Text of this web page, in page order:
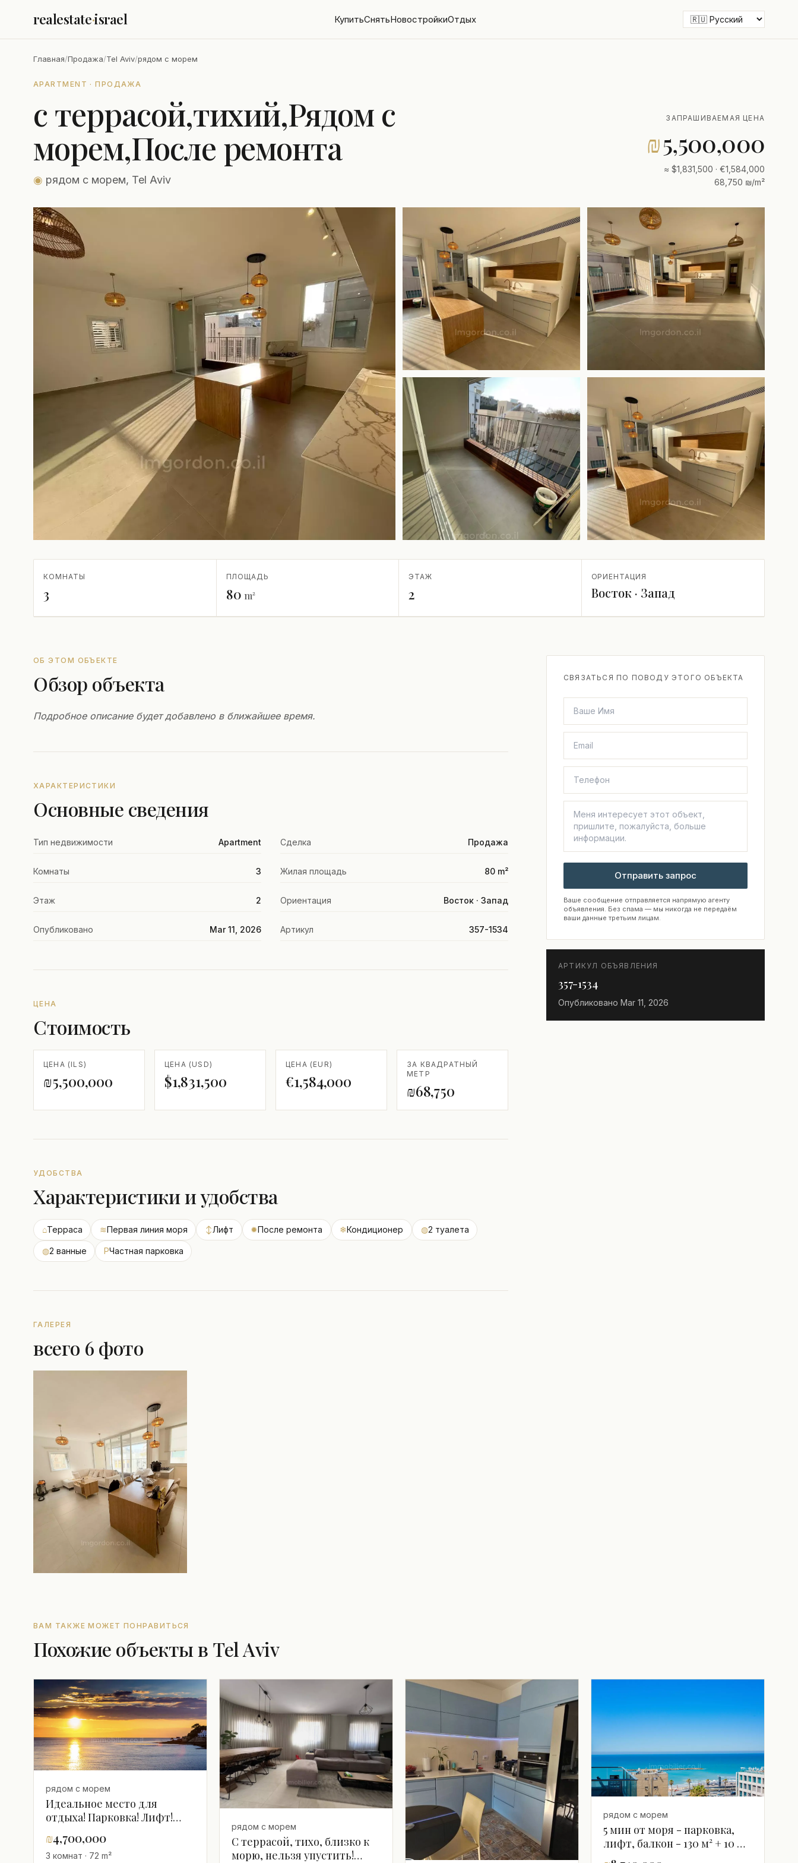
realestate·israel КупитьСнятьНовостройкиОтдых
Главная/Продажа/Tel Aviv/рядом с морем
APARTMENT · ПРОДАЖА
с террасой,тихий,Рядом с
морем,После ремонта
◉ рядом с морем, Tel Aviv
ЗАПРАШИВАЕМАЯ ЦЕНА
₪5,500,000
≈ $1,831,500 · €1,584,000
68,750 ₪/m²
КОМНАТЫ
3
ПЛОЩАДЬ
80 m²
ЭТАЖ
2
ОРИЕНТАЦИЯ
Восток · Запад
ОБ ЭТОМ ОБЪЕКТЕ
Обзор объекта
Подробное описание будет добавлено в ближайшее время.
ХАРАКТЕРИСТИКИ
Основные сведения
Тип недвижимости Apartment Сделка Продажа
Комнаты 3 Жилая площадь 80 m²
Этаж 2 Ориентация Восток · Запад
Опубликовано Mar 11, 2026 Артикул 357-1534
ЦЕНА
Стоимость
ЦЕНА (ILS)
₪5,500,000
ЦЕНА (USD)
$1,831,500
ЦЕНА (EUR)
€1,584,000
ЗА КВАДРАТНЫЙ
МЕТР
₪68,750
УДОБСТВА
Характеристики и удобства
⌂Терраса ≋Первая линия моря ↕Лифт ✹После ремонта ❄Кондиционер ◍2 туалета
◍2 ванные PЧастная парковка
ГАЛЕРЕЯ
всего 6 фото
СВЯЗАТЬСЯ ПО ПОВОДУ ЭТОГО ОБЪЕКТА
Отправить запрос
Ваше сообщение отправляется напрямую агенту
объявления. Без спама — мы никогда не передаём
ваши данные третьим лицам.
АРТИКУЛ ОБЪЯВЛЕНИЯ
357-1534
Опубликовано Mar 11, 2026
ВАМ ТАКЖЕ МОЖЕТ ПОНРАВИТЬСЯ
Похожие объекты в Tel Aviv
рядом с морем
Идеальное место для
отдыха! Парковка! Лифт!
₪4,700,000
3 комнат · 72 m²
рядом с морем
С террасой, тихо, близко к
морю, нельзя упустить!
рядом с морем
5 мин от моря - парковка,
лифт, балкон - 130 м² + 10 м²
терраса